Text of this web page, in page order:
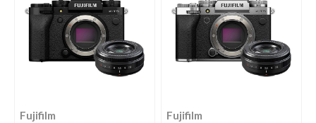
Fujifilm Fujifilm